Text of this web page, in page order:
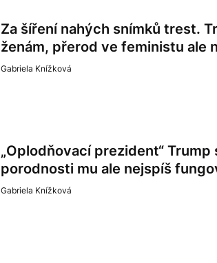
Za šíření nahých snímků trest.
ženám, přerod ve feministu ale
Gabriela Knížková
„Oplodňovací prezident“
porodnosti mu ale nejspíš
Gabriela Knížková